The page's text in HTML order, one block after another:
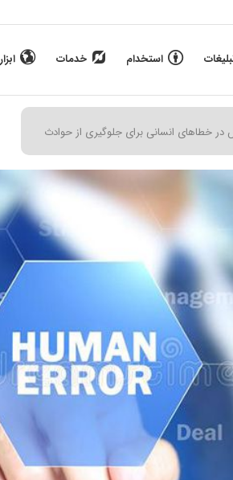
استخدام خدمات
خطاهای انسانی برای جلوگیری از حوادث